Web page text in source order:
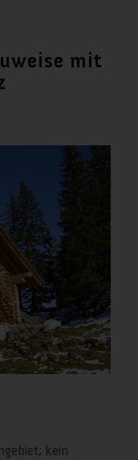
mit
kein